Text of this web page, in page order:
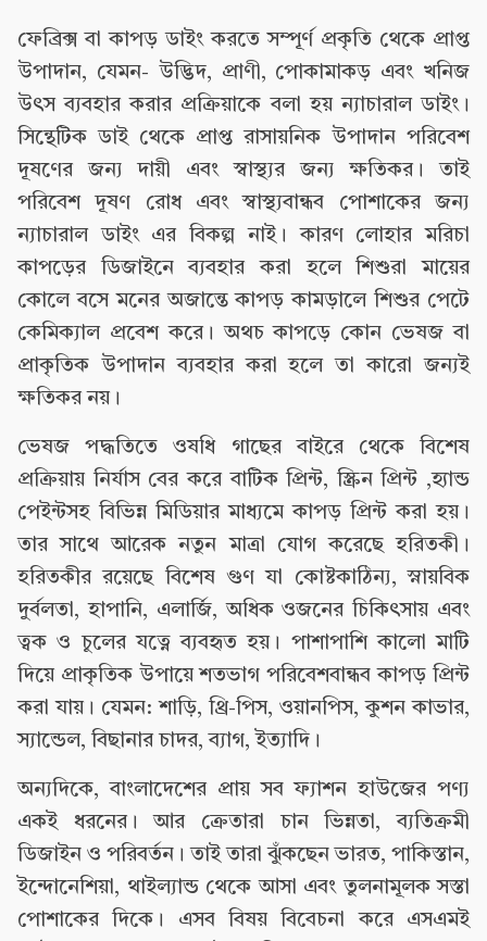
ফেব্রিক্স বা কাপড় ডাইং করতে সম্পূর্ণ প্রকৃতি থেকে প্রাপ্ত
উপাদান, যেমন- উদ্ভিদ, প্রাণী, পোকামাকড় এবং খনিজ
উৎস ব্যবহার করার প্রক্রিয়াকে বলা হয় ন্যাচারাল ডাইং।
সিন্থেটিক ডাই থেকে প্রাপ্ত রাসায়নিক উপাদান পরিবেশ
দূষণের জন্য দায়ী এবং স্বাস্থ্যর জন্য ক্ষতিকর। তাই
পরিবেশ দূষণ রোধ এবং স্বাস্থ্যবান্ধব পোশাকের জন্য
ন্যাচারাল ডাইং এর বিকল্প নাই। কারণ লোহার মরিচা
কাপড়ের ডিজাইনে ব্যবহার করা হলে শিশুরা মায়ের
কোলে বসে মনের অজান্তে কাপড় কামড়ালে শিশুর পেটে
কেমিক্যাল প্রবেশ করে। অথচ কাপড়ে কোন ভেষজ বা
প্রাকৃতিক উপাদান ব্যবহার করা হলে তা কারো জন্যই
ক্ষতিকর নয়।
ভেষজ পদ্ধতিতে ওষধি গাছের বাইরে থেকে বিশেষ
প্রক্রিয়ায় নির্যাস বের করে বাটিক প্রিন্ট, স্ক্রিন প্রিন্ট ,হ্যান্ড
পেইন্টসহ বিভিন্ন মিডিয়ার মাধ্যমে কাপড় প্রিন্ট করা হয়।
তার সাথে আরেক নতুন মাত্রা যোগ করেছে হরিতকী।
হরিতকীর রয়েছে বিশেষ গুণ যা কোষ্টকাঠিন্য, স্নায়বিক
দুর্বলতা, হাপানি, এলার্জি, অধিক ওজনের চিকিৎসায় এবং
ত্বক ও চুলের যত্নে ব্যবহৃত হয়। পাশাপাশি কালো মাটি
দিয়ে প্রাকৃতিক উপায়ে শতভাগ পরিবেশবান্ধব কাপড় প্রিন্ট
করা যায়। যেমন: শাড়ি, থ্রি-পিস, ওয়ানপিস, কুশন কাভার,
স্যান্ডেল, বিছানার চাদর, ব্যাগ, ইত্যাদি।
অন্যদিকে, বাংলাদেশের প্রায় সব ফ্যাশন হাউজের পণ্য
একই ধরনের। আর ক্রেতারা চান ভিন্নতা, ব্যতিক্রমী
ডিজাইন ও পরিবর্তন। তাই তারা ঝুঁকছেন ভারত, পাকিস্তান,
ইন্দোনেশিয়া, থাইল্যান্ড থেকে আসা এবং তুলনামূলক সস্তা
পোশাকের দিকে। এসব বিষয় বিবেচনা করে এসএমই